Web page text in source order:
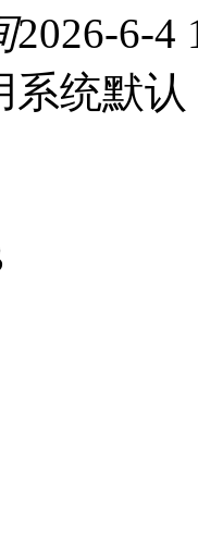
2026-6-4
系统默认